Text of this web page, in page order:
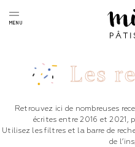
content
MENU
Les
Retrouvez ici de nombreuses
écrites entre 2016 et 2021,
Utilisez les filtres et la barre de
de